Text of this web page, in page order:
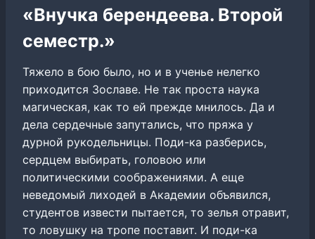
«Внучка берендеева. Второй
семестр.»
Тяжело в бою было, но и в ученье нелегко
приходится Зославе. Не так проста наука
магическая, как то ей прежде мнилось. Да и
дела сердечные запутались, что пряжа у
дурной рукодельницы. Поди-ка разберись,
сердцем выбирать, головою или
политическими соображениями. А еще
неведомый лиходей в Академии объявился,
студентов извести пытается, то зелья отравит,
то ловушку на тропе поставит. И поди-ка